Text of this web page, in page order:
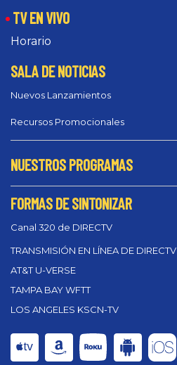
TV EN VIVO
Horario
SALA DE NOTICIAS
Nuevos Lanzamientos
Recursos Promocionales
NUESTROS PROGRAMAS
FORMAS DE SINTONIZAR
Canal 320 de DIRECTV
TRANSMISIÓN EN LÍNEA DE DIRECTV
AT&T U-VERSE
TAMPA BAY WFTT
LOS ANGELES KSCN-TV